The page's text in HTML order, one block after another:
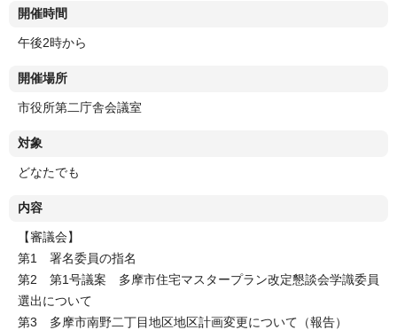
開催時間
午後2時から
開催場所
市役所第二庁舎会議室
対象
どなたでも
内容
【審議会】
第1 署名委員の指名
第2 第1号議案 多摩市住宅マスタープラン改定懇談会学識委員
選出について
第3 多摩市南野二丁目地区地区計画変更について（報告）